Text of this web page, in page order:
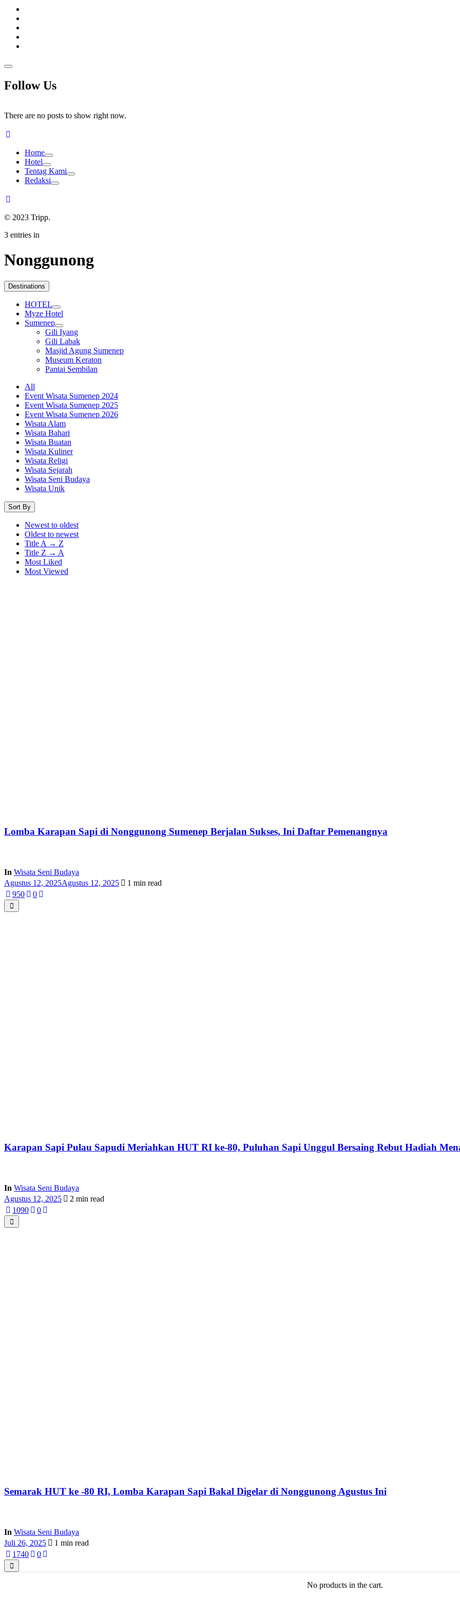
Follow Us
There are no posts to show right now.
Home
Hotel
Tentag Kami
Redaksi
© 2023 Tripp.
3 entries in
Nonggunong
Destinations
HOTEL
Myze Hotel
Sumenep
Gili Iyang
Gili Labak
Masjid Agung Sumenep
Museum Keraton
Pantai Sembilan
All
Event Wisata Sumenep 2024
Event Wisata Sumenep 2025
Event Wisata Sumenep 2026
Wisata Alam
Wisata Bahari
Wisata Buatan
Wisata Kuliner
Wisata Religi
Wisata Sejarah
Wisata Seni Budaya
Wisata Unik
Sort By
Newest to oldest
Oldest to newest
Title A → Z
Title Z → A
Most Liked
Most Viewed
Lomba Karapan Sapi di Nonggunong Sumenep Berjalan Sukses, Ini Daftar Pemenangnya
In Wisata Seni Budaya
Agustus 12, 2025Agustus 12, 2025
1 min read
950 0
Karapan Sapi Pulau Sapudi Meriahkan HUT RI ke-80, Puluhan Sapi Unggul Bersaing Rebut Hadiah
In Wisata Seni Budaya
Agustus 12, 2025
2 min read
1090 0
Semarak HUT ke -80 RI, Lomba Karapan Sapi Bakal Digelar di Nonggunong Agustus Ini
In Wisata Seni Budaya
Juli 26, 2025
1 min read
1740 0
No products in the cart.